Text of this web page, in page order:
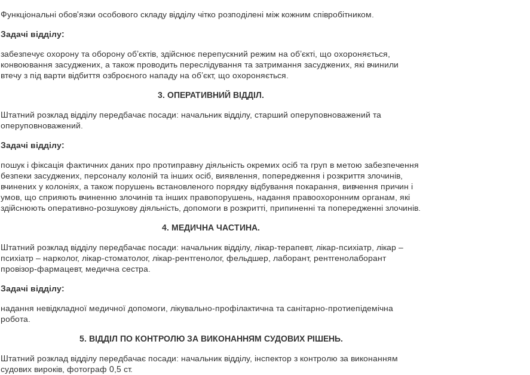
Функціональні обов'язки особового складу відділу чітко розподілені між кожним співробітником.
Задачі відділу:
забезпечує охорону та оборону об’єктів, здійснює перепускний режим на об’єкті, що охороняється,
конвоювання засуджених, а також проводить переслідування та затримання засуджених, які вчинили
втечу з під варти відбиття озброєного нападу на об’єкт, що охороняється.
3. ОПЕРАТИВНИЙ ВІДДІЛ.
Штатний розклад відділу передбачає посади: начальник відділу, старший оперуповноважений та
оперуповноважений.
Задачі відділу:
пошук і фіксація фактичних даних про протиправну діяльність окремих осіб та груп в метою забезпечення
безпеки засуджених, персоналу колоній та інших осіб, виявлення, попередження і розкриття злочинів,
вчинених у колоніях, а також порушень встановленого порядку відбування покарання, вивчення причин і
умов, що сприяють вчиненню злочинів та інших правопорушень, надання правоохоронним органам, які
здійснюють оперативно-розшукову діяльність, допомоги в розкритті, припиненні та попередженні злочинів.
4. МЕДИЧНА ЧАСТИНА.
Штатний розклад відділу передбачає посади: начальник відділу, лікар-терапевт, лікар-психіатр, лікар –
психіатр – нарколог, лікар-стоматолог, лікар-рентгенолог, фельдшер, лаборант, рентгенолаборант
провізор-фармацевт, медична сестра.
Задачі відділу:
надання невідкладної медичної допомоги, лікувально-профілактична та санітарно-протиепідемічна
робота.
5. ВІДДІЛ ПО КОНТРОЛЮ ЗА ВИКОНАННЯМ СУДОВИХ РІШЕНЬ.
Штатний розклад відділу передбачає посади: начальник відділу, інспектор з контролю за виконанням
судових вироків, фотограф 0,5 ст.